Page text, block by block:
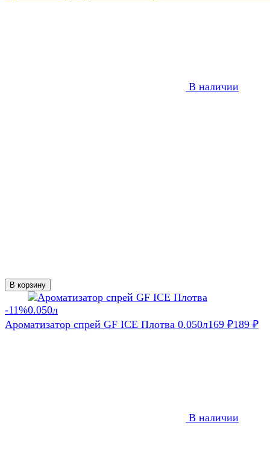
В наличии
В корзину
-11%
Ароматизатор спрей GF ICE Плотва 0.050л169 ₽189 ₽
В наличии